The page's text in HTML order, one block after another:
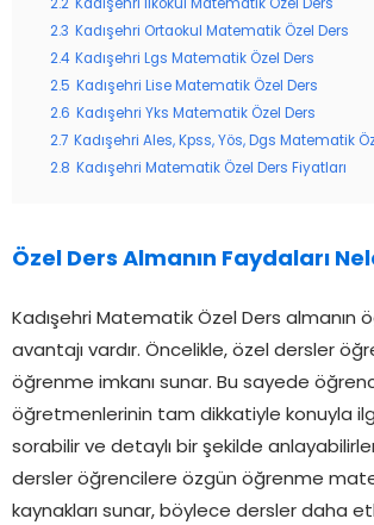
2.2 Kadışehri İlkokul Matematik Özel Ders
2.3
Kadışehri Ortaokul Matematik Özel Ders
2.4 Kadışehri Lgs Matematik Özel Ders
2.5
Kadışehri Lise Matematik Özel Ders
2.6
Kadışehri Yks Matematik Özel Ders
2.7 Kadışehri Ales, Kpss, Yös, Dgs Matematik
2.8
Kadışehri Matematik Özel Ders Fiyatları
Özel Ders Almanın Faydaları
Kadışehri Matematik Özel Ders almanın
avantajı vardır. Öncelikle, özel dersler
öğrenme imkanı sunar. Bu sayede
öğretmenlerinin tam dikkatiyle konuyla
sorabilir ve detaylı bir şekilde
dersler öğrencilere özgün öğrenme
kaynakları sunar, böylece dersler daha